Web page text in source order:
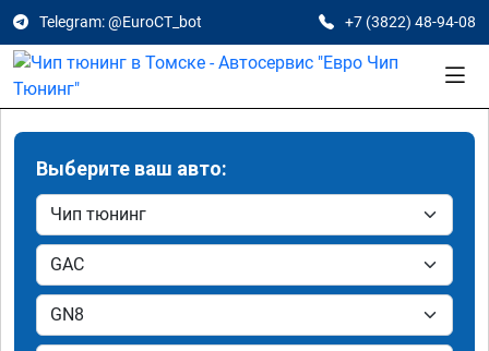
Telegram: @EuroCT_bot +7 (3822) 48-94-08
Выберите ваш авто: